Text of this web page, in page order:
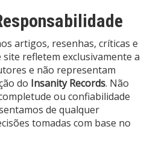
artigos, resenhas, críticas e
refletem exclusivamente a
e não representam
do Insanity Records. Não
ou confiabilidade
de qualquer
tomadas com base no